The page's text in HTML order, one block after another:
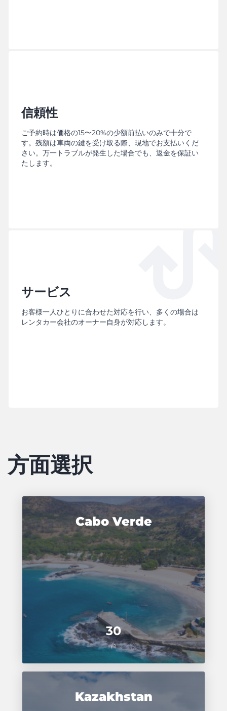
信頼性
ご予約時は価格の15〜20%の少額前払いのみで十分で
す。残額は車両の鍵を受け取る際、現地でお支払いくだ
さい。万一トラブルが発生した場合でも、返金を保証い
たします。
サービス
お客様一人ひとりに合わせた対応を行い、多くの場合は
レンタカー会社のオーナー自身が対応します。
方面選択
30
台
Cabo Verde
Kazakhstan